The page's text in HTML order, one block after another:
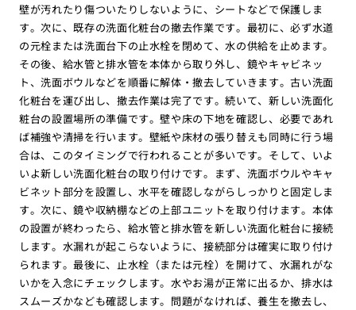
壁が汚れたり傷ついたりしないように、シートなどで保護しま
す。次に、既存の洗面化粧台の撤去作業です。最初に、必ず水道
の元栓または洗面台下の止水栓を閉めて、水の供給を止めます。
その後、給水管と排水管を本体から取り外し、鏡やキャビネッ
ト、洗面ボウルなどを順番に解体・撤去していきます。古い洗面
化粧台を運び出し、撤去作業は完了です。続いて、新しい洗面化
粧台の設置場所の準備です。壁や床の下地を確認し、必要であれ
ば補強や清掃を行います。壁紙や床材の張り替えも同時に行う場
合は、このタイミングで行われることが多いです。そして、いよ
いよ新しい洗面化粧台の取り付けです。まず、洗面ボウルやキャ
ビネット部分を設置し、水平を確認しながらしっかりと固定しま
す。次に、鏡や収納棚などの上部ユニットを取り付けます。本体
の設置が終わったら、給水管と排水管を新しい洗面化粧台に接続
します。水漏れが起こらないように、接続部分は確実に取り付け
られます。最後に、止水栓（または元栓）を開けて、水漏れがな
いかを入念にチェックします。水やお湯が正常に出るか、排水は
スムーズかなども確認します。問題がなければ、養生を撤去し、